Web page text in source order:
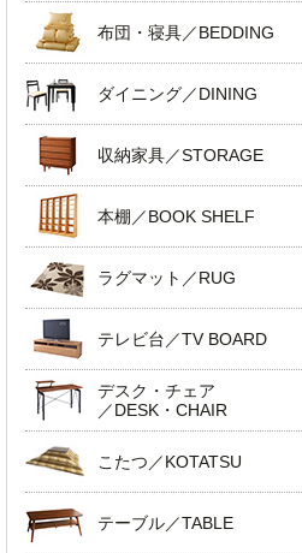
布団・寝具／BEDDING
ダイニング／DINING
収納家具／STORAGE
本棚／BOOK SHELF
ラグマット／RUG
テレビ台／TV BOARD
デスク・チェア
／DESK・CHAIR
こたつ／KOTATSU
テーブル／TABLE